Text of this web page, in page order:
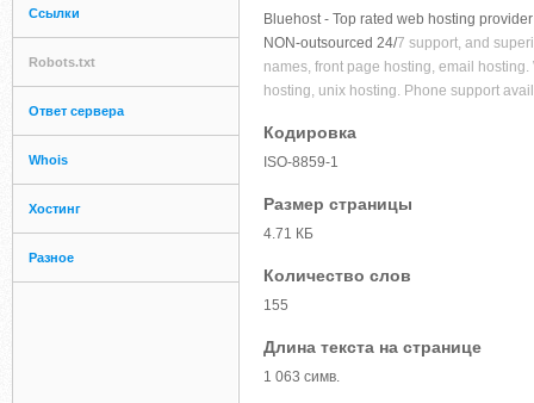
Ссылки
Robots.txt
Ответ сервера
Whois
Хостинг
Разное
Bluehost - Top rated web hosting
NON-outsourced 24/7 support, and
names, front page hosting, email
hosting, unix hosting. Phone support
Кодировка
ISO-8859-1
Размер страницы
4.71 КБ
Количество слов
155
Длина текста на странице
1 063 симв.